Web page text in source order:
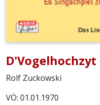
D'Vogelhochzyt
Rolf Zuckowski
VÖ: 01.01.1970